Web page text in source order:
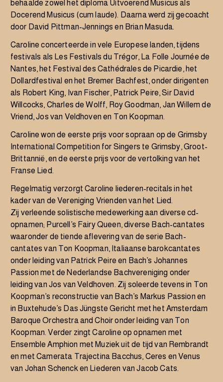
behaalde zowel het diploma Uitvoerend Musicus als
Docerend Musicus (cum laude). Daarna werd zij gecoacht
door David Pittman-Jennings en Brian Masuda.
Caroline concerteerde in vele Europese landen, tijdens
festivals als Les Festivals du Trégor, La Folle Journée de
Nantes, het Festival des Cathédrales de Picardie, het
Dollardfestival en het Bremer Bachfest, onder dirigenten
als Robert King, Ivan Fischer, Patrick Peire, Sir David
Willcocks, Charles de Wolff, Roy Goodman, Jan Willem de
Vriend, Jos van Veldhoven en Ton Koopman.
Caroline won de eerste prijs voor sopraan op de Grimsby
International Competition for Singers te Grimsby, Groot-
Brittannië, en de eerste prijs voor de vertolking van het
Franse Lied.
Regelmatig verzorgt Caroline liederen-recitals in het
kader van de Vereniging Vrienden van het Lied.
Zij verleende solistische medewerking aan diverse cd-
opnamen; Purcell’s Fairy Queen, diverse Bach-cantates
waaronder de tiende aflevering van de serie Bach-
cantates van Ton Koopman, Italiaanse barokcantates
onder leiding van Patrick Peire en Bach’s Johannes
Passion met de Nederlandse Bachvereniging onder
leiding van Jos van Veldhoven. Zij soleerde tevens in Ton
Koopman’s reconstructie van Bach’s Markus Passion en
in Buxtehude’s Das Jüngste Gericht met het Amsterdam
Baroque Orchestra and Choir onder leiding van Ton
Koopman. Verder zingt Caroline op opnamen met
Ensemble Amphion met Muziek uit de tijd van Rembrandt
en met Camerata Trajectina Bacchus, Ceres en Venus
van Johan Schenck en Liederen van Jacob Cats.